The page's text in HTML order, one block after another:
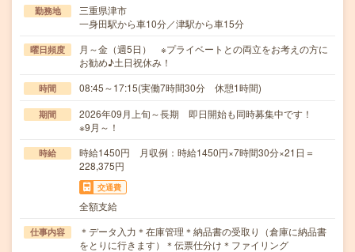
勤務地
三重県津市
一身田駅から車10分／津駅から車15分
曜日頻度
月～金（週5日） ※プライベートとの両立をお考えの方に
お勧め♪土日祝休み！
時間 08:45～17:15(実働7時間30分 休憩1時間)
期間
2026年09月上旬～長期 即日開始も同時募集中です！
※9月～！
時給
時給1450円 月収例：時給1450円×7時間30分×21日＝
228,375円
交通費
全額支給
仕事内容
＊データ入力＊在庫管理＊納品書の受取り（倉庫に納品書
をとりに行きます）＊伝票仕分け＊ファイリング